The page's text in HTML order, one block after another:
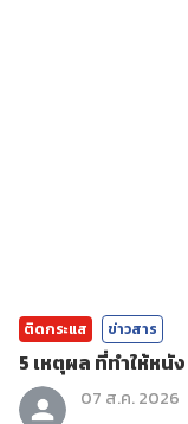
ติดกระแส ข่าวสาร
5 เหตุผล ที่ทำให้หนั
07 ส.ค. 2026